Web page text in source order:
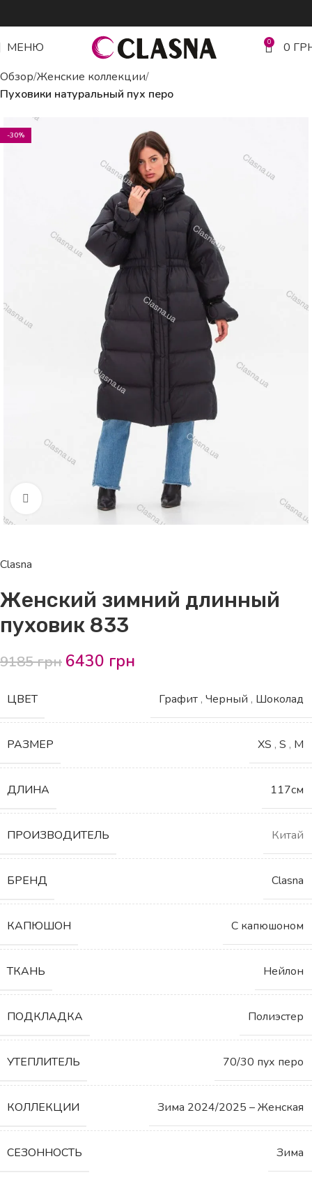
МЕНЮ 0 0
Обзор Женские коллекции
Пуховики натуральный пух перо
-30%
Click to enlarge
Clasna
Женский зимний длинный
пуховик 833
9185грн 6430 грн
ЦВЕТ Графит , Черный , Шоколад
РАЗМЕР XS , S , M
ДЛИНА 117см
ПРОИЗВОДИТЕЛЬ Китай
БРЕНД Clasna
КАПЮШОН С капюшоном
ТКАНЬ Нейлон
ПОДКЛАДКА Полиэстер
УТЕПЛИТЕЛЬ 70/30 пух перо
КОЛЛЕКЦИИ Зима 2024/2025 – Женская
СЕЗОННОСТЬ Зима